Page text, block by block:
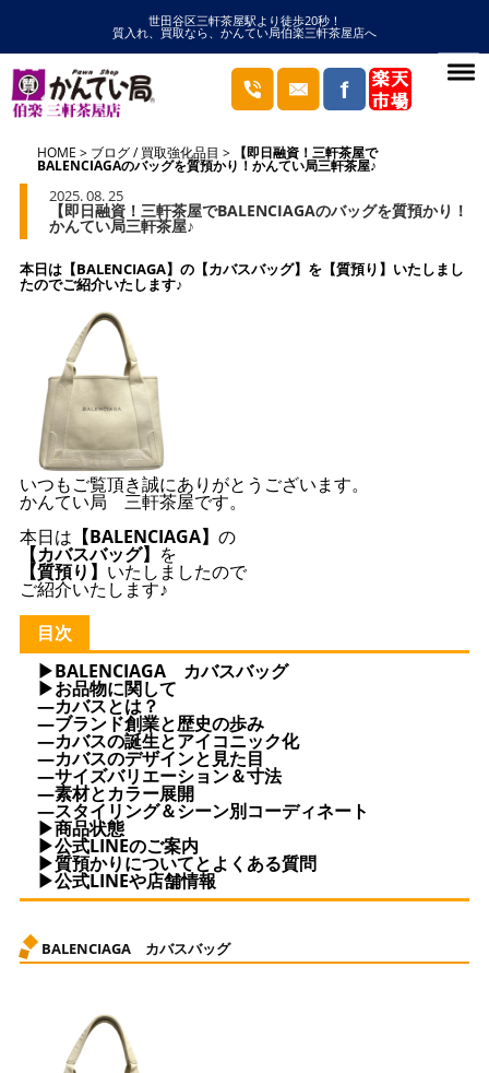
世田谷区三軒茶屋駅より徒歩20秒！
質入れ、買取なら、かんてい局伯楽三軒茶屋店へ
HOME ブログ/買取強化品目 【即日融資！三軒茶屋で
BALENCIAGAのバッグを質預かり！かんてい局三軒茶屋♪
2025. 08. 25
【即日融資！三軒茶屋でBALENCIAGAのバッグを質預かり！
かんてい局三軒茶屋♪
本日は【BALENCIAGA】の【カバスバッグ】を【質預り】いたしまし
たのでご紹介いたします♪
いつもご覧頂き誠にありがとうございます。
かんてい局 三軒茶屋です。
本日は 【BALENCIAGA】 の
【カバスバッグ】 を
【質預り】 いたしましたので
ご紹介いたします♪
目次
▶BALENCIAGA カバスバッグ
▶お品物に関して
—カバスとは？
—ブランド創業と歴史の歩み
—カバスの誕生とアイコニック化
—カバスのデザインと見た目
—サイズバリエーション＆寸法
—素材とカラー展開
—スタイリング＆シーン別コーディネート
▶商品状態
▶公式LINEのご案内
▶質預かりについてとよくある質問
▶公式LINEや店舗情報
BALENCIAGA カバスバッグ